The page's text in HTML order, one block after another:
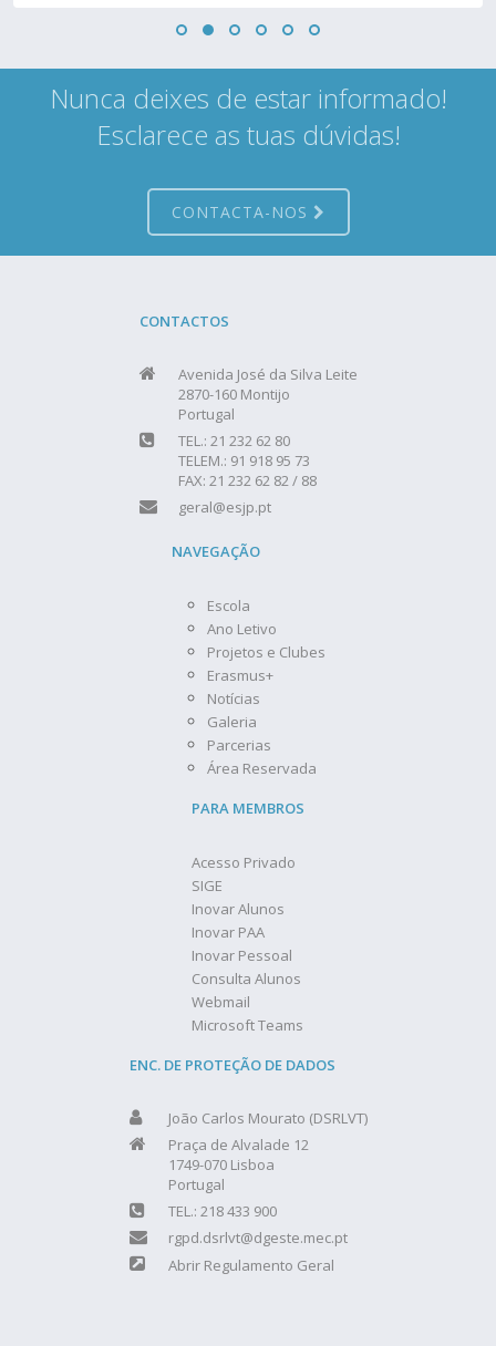
Nunca deixes de estar informado!
Esclarece as tuas dúvidas!
CONTACTA-NOS
CONTACTOS
Avenida José da Silva Leite
2870-160 Montijo
Portugal
TEL.: 21 232 62 80
TELEM.: 91 918 95 73
FAX: 21 232 62 82 / 88
geral@esjp.pt
NAVEGAÇÃO
Escola
Ano Letivo
Projetos e Clubes
Erasmus+
Notícias
Galeria
Parcerias
Área Reservada
PARA MEMBROS
Acesso Privado
SIGE
Inovar Alunos
Inovar PAA
Inovar Pessoal
Consulta Alunos
Webmail
Microsoft Teams
ENC. DE PROTEÇÃO DE DADOS
João Carlos Mourato (DSRLVT)
Praça de Alvalade 12
1749-070 Lisboa
Portugal
TEL.: 218 433 900
rgpd.dsrlvt@dgeste.mec.pt
Abrir Regulamento Geral